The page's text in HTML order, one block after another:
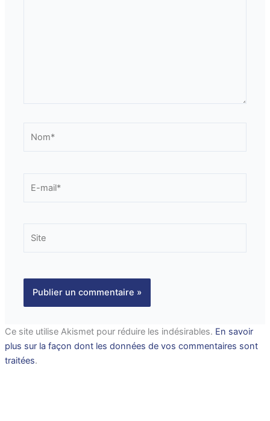
mail*
Ce site utilise Akismet pour réduire les indésirables. En savoir
plus sur la façon dont les données de vos commentaires sont
traitées.